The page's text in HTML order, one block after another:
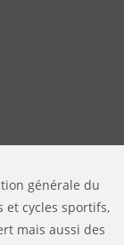
générale du
et cycles sportifs,
mais aussi des